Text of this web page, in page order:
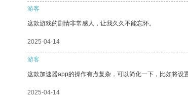
游客
这款游戏的剧情非常感人，让我久久不能忘怀。
2025-04-14
游客
这款加速器app的操作有点复杂，可以简化一下，比如将设
2025-04-14